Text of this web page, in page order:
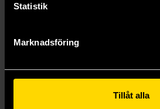
Statistik
Marknadsföring
Tillåt alla
The Book of five rings - Samurajens strategi